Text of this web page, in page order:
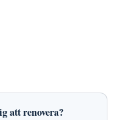
att renovera?